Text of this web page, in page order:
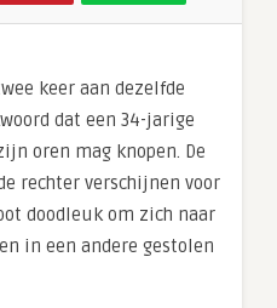
keer aan dezelfde
dat een 34-jarige
oren mag knopen. De
rechter verschijnen voor
doodleuk om zich naar
in een andere gestolen